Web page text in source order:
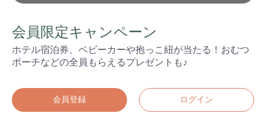
会員限定キャンペーン
ホテル宿泊券、ベビーカーや抱っこ紐が当たる！おむつ
ポーチなどの全員もらえるプレゼントも♪
会員登録 ログイン